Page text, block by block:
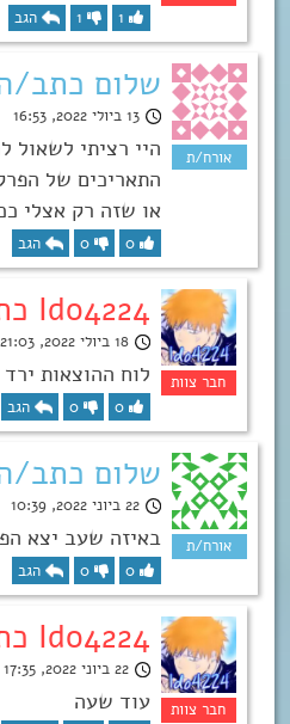
1
1 הגב
שלום כתב/
13 ביולי 2022, 16:53
היי רציתי לשאול
התאריכים של
או שזה רק אצלי
0
0 הגב
Ido4224 כתב/ה:
18 ביולי 2022, 21:03
לוח ההוצאות ירד
0
0 הגב
שלום כתב/
22 ביוני 2022, 10:39
באיזה שעב יצא
0
0 הגב
Ido4224 כתב/ה:
22 ביוני 2022, 17:35
עוד שעה